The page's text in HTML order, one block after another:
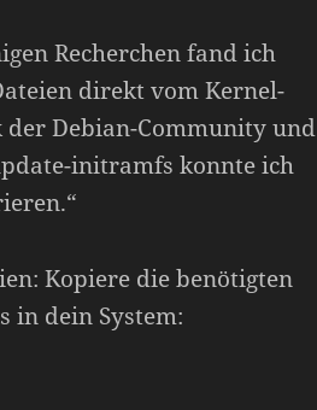
Recherchen fand ich
direkt vom Kernel-
Debian-Community und
initramfs konnte ich
Kopiere die benötigten
in dein System: